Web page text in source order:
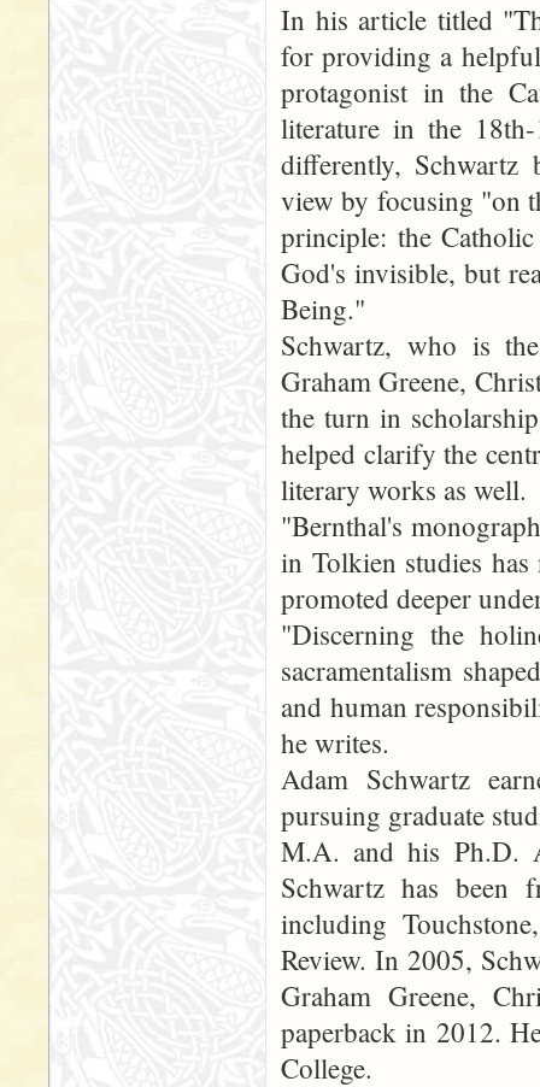
In his article titled
for providing a
protagonist in the
literature in the
differently, Schwartz
view by focusing "on
principle: the
God's invisible, but
Being."
Schwartz, who is
Graham Greene,
the turn in
helped clarify the
literary works as well.
"Bernthal's
in Tolkien studies
promoted deeper
"Discerning the
sacramentalism
and human
he writes.
Adam Schwartz
pursuing graduate
M.A. and his Ph.D.
Schwartz has been
including
Review. In 2005,
Graham Greene,
paperback in 2012.
College.